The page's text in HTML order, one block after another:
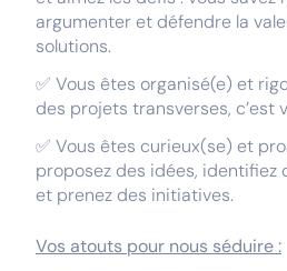
argumenter et défendre la
solutions.
✅ Vous êtes organisé(e) et
des projets transverses, c’est
✅ Vous êtes curieux(se) et
proposez des idées, identifiez
et prenez des initiatives.
Vos atouts pour nous séduire :